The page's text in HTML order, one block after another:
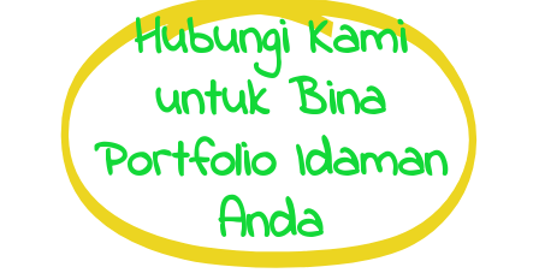
Hubungi Kami
untuk Bina
Portfolio Idaman
Anda